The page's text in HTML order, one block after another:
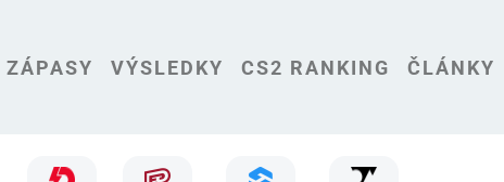
ZÁPASY VÝSLEDKY CS2 RANKING ČLÁNKY